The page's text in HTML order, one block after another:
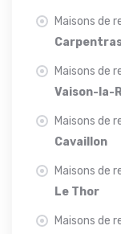
Maisons de
Maisons de
Vaison-la-
Maisons de
Cavaillon
Maisons de
Le Thor
Maisons de